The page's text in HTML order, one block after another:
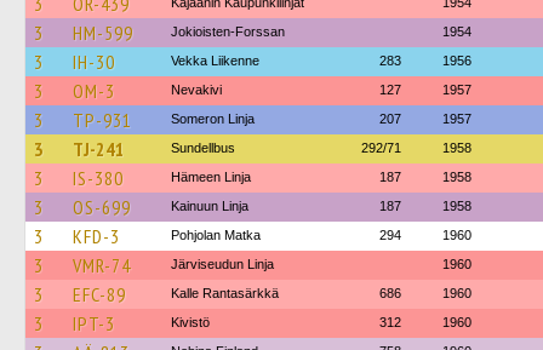
3 HM-599 Jokioisten-Forssan 1954
3 IH-30 Vekka Liikenne 283 1956
3 OM-3 Nevakivi 127 1957
3 TP-931 Someron Linja 207 1957
3 TJ-241 Sundellbus 292/71 1958
3 IS-380 Hämeen Linja 187 1958
3 OS-699 Kainuun Linja 187 1958
3 KFD-3 Pohjolan Matka 294 1960
3 VMR-74 Järviseudun Linja 1960
3 EFC-89 Kalle Rantasärkkä 686 1960
3 IPT-3 Kivistö 312 1960